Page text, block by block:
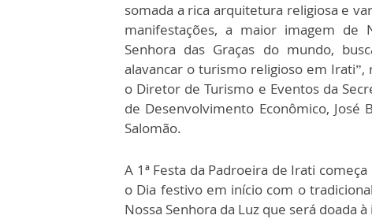
somada a rica arquitetura religiosa e
manifestações, a maior imagem de
Senhora das Graças do mundo,
alavancar o turismo religioso em Irati”,
o Diretor de Turismo e Eventos da
de Desenvolvimento Econômico, José
Salomão.
A 1ª Festa da Padroeira de Irati
o Dia festivo em início com o
Nossa Senhora da Luz que será doada à